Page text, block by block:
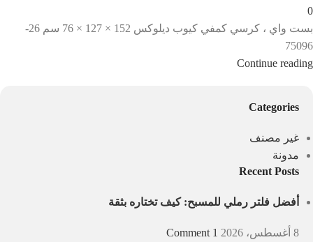
0
بست واي ، كرسي كمفي كيوب ديلوكس 152 × 127 × 76 سم 26-
75096
Continue reading
Categories
غير مصنف
مدونة
Recent Posts
أفضل فلتر رملي للمسبح: كيف تختاره بثقة
8 أغسطس، 2026 1 Comment